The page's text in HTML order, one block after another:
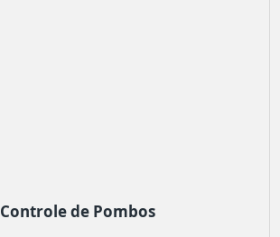
Controle de Pombos